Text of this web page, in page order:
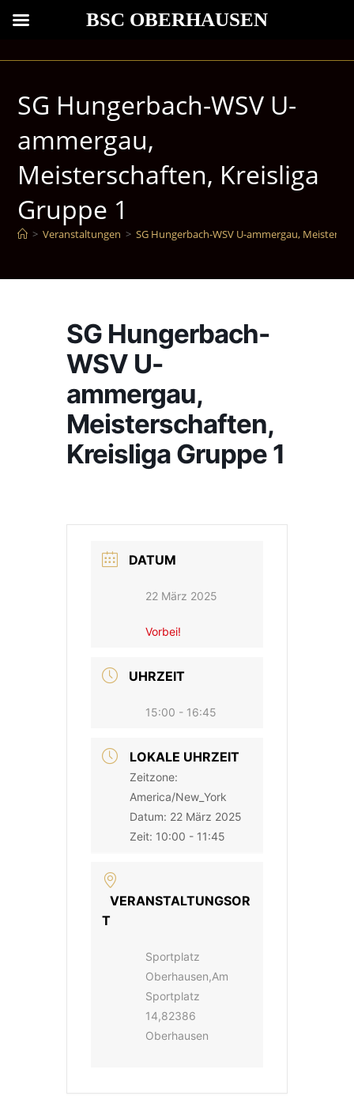
SG Hungerbach-WSV U-
ammergau,
Meisterschaften, Kreisliga
Gruppe 1
> Veranstaltungen > SG Hungerbach-WSV U-ammergau,
SG Hungerbach-
WSV U-
ammergau,
Meisterschaften,
Kreisliga Gruppe 1
DATUM
22 März 2025
Vorbei!
UHRZEIT
15:00 - 16:45
LOKALE UHRZEIT
Zeitzone:
America/New_York
Datum: 22 März 2025
Zeit: 10:00 - 11:45
VERANSTALTUNGSOR
T
Sportplatz
Oberhausen,Am
Sportplatz
14,82386
Oberhausen
BSC OBERHAUSEN